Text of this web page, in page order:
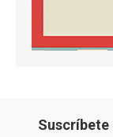
Suscríbete